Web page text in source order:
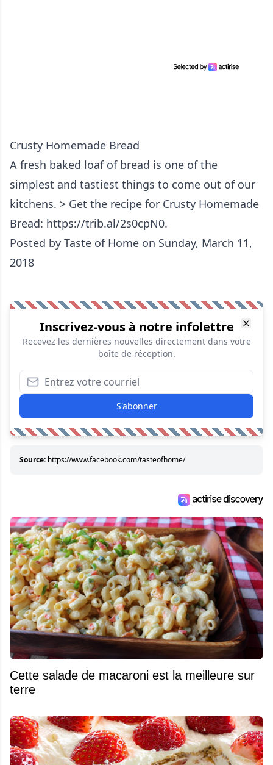
Crusty Homemade Bread
A fresh baked loaf of bread is one of the
simplest and tastiest things to come out of our
kitchens. > Get the recipe for Crusty Homemade
Bread: https://trib.al/2s0cpN0.
Posted by Taste of Home on Sunday, March 11,
2018
Inscrivez-vous à notre infolettre
Recevez les dernières nouvelles directement dans votre
boîte de réception.
S'abonner
Source: https://www.facebook.com/tasteofhome/
Cette salade de macaroni est la meilleure sur
terre